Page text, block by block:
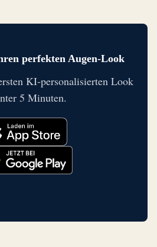
perfekten Augen-Look
KI-personalisierten Look
5 Minuten.